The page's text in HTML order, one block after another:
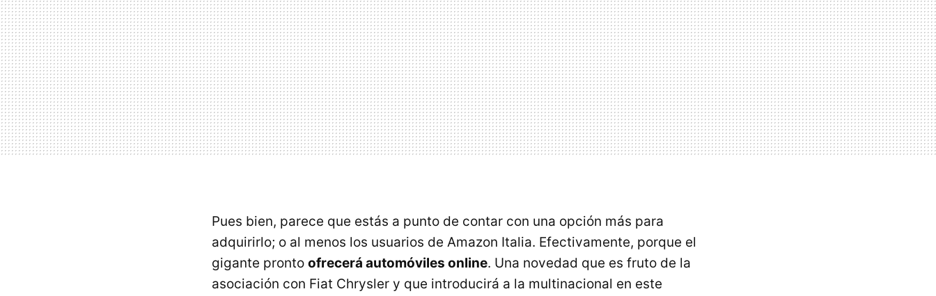
Pues bien, parece que estás a punto de contar con una opción más para
adquirirlo; o al menos los usuarios de Amazon Italia. Efectivamente, porque el
gigante pronto ofrecerá automóviles online. Una novedad que es fruto de la
asociación con Fiat Chrysler y que introducirá a la multinacional en este